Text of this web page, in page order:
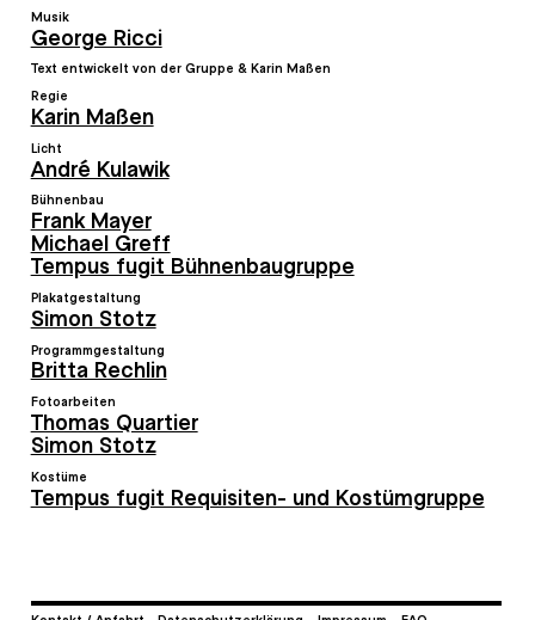
Musik
George Ricci
Text entwickelt von der Gruppe & Karin Maßen
Regie
Karin Maßen
Licht
André Kulawik
Bühnenbau
Frank Mayer
Michael Greff
Tempus fugit Bühnenbaugruppe
Plakatgestaltung
Simon Stotz
Programmgestaltung
Britta Rechlin
Fotoarbeiten
Thomas Quartier
Simon Stotz
Kostüme
Tempus fugit Requisiten- und Kostümgruppe